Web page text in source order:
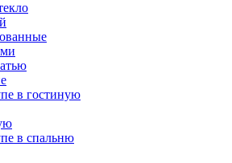
в гостиную
в спальню